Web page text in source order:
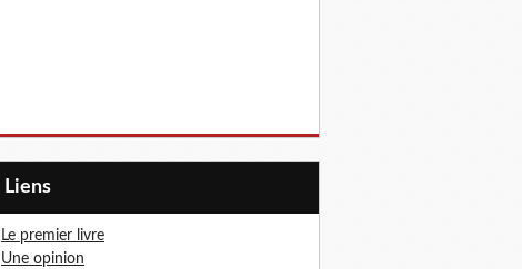
Liens
Le premier livre
Une opinion